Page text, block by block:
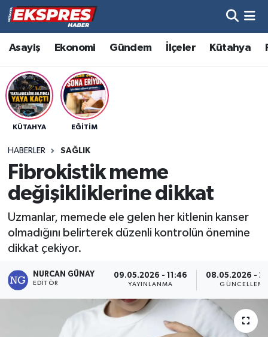
Asayiş Ekonomi Gündem İlçeler Kütahya
KÜTAHYA EĞITIM
HABERLER SAĞLIK
Fibrokistik meme
değişikliklerine dikkat
Uzmanlar, memede ele gelen her kitlenin kanser
olmadığını belirterek düzenli kontrolün önemine
dikkat çekiyor.
NURCAN GÜNAY
EDITÖR
09.05.2026 - 11:46
YAYINLANMA
08.05.2026 -
GÜNCELLEME
Altıntaş
Asayiş
Aslanapa
Bölge
Çavdarhisar
Domaniç
Hava Durumu
Trafik Durumu
Süper Lig Puan Durumu ve Fikstür
Son Dakika Haberleri
Haber Arşivi